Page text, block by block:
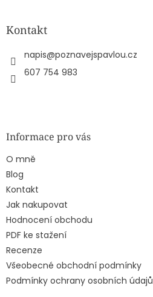
Kontakt
napis@poznavejspavlou.cz
607 754 983
Informace pro vás
O mně
Blog
Kontakt
Jak nakupovat
Hodnocení obchodu
PDF ke stažení
Recenze
Všeobecné obchodní podmínky
Podmínky ochrany osobních údajů